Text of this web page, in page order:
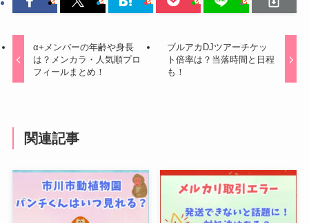
α+メンバーの年齢や身長
は？メンカラ・人気順プロ
フィールまとめ！
ブルアカDJツアーチケッ
ト倍率は？当落時間と日程
も！
関連記事